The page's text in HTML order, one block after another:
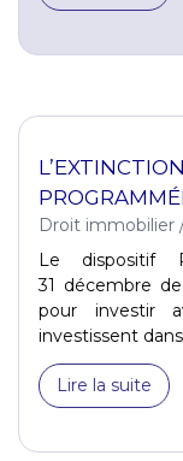
Droit immobilier
Le dispositif
31 décembre
pour investir
investissent
Lire la suite